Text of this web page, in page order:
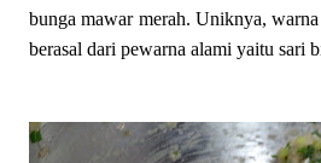
bunga mawar merah. Uniknya,
berasal dari pewarna alami yaitu sari